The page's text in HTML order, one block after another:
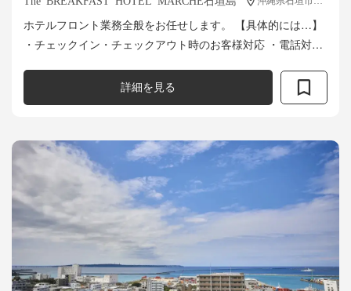
ホテルフロント業務全般をお任せします。 【具体的には…】
・チェックイン・チェックアウト時のお客様対応 ・電話対
管理 ・各種プラン...詳細を見る